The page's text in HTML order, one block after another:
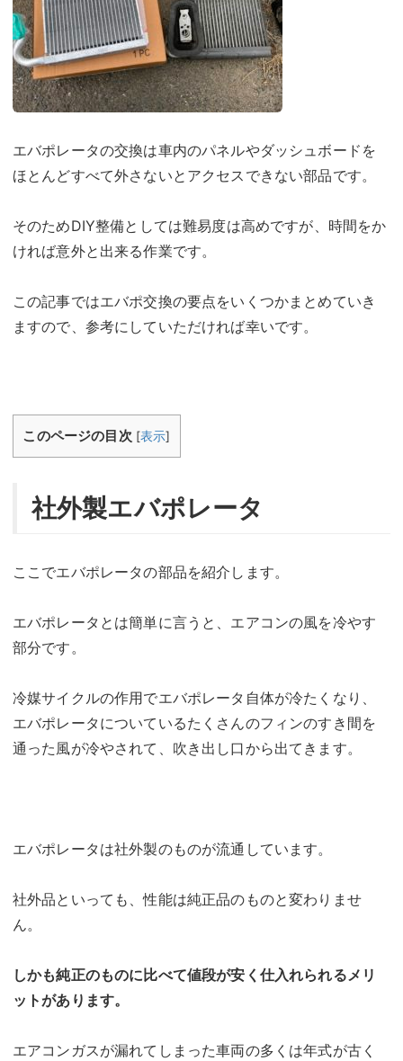
エバポレータの交換は車内のパネルやダッシュボードを
ほとんどすべて外さないとアクセスできない部品です。
そのためDIY整備としては難易度は高めですが、時間をか
ければ意外と出来る作業です。
この記事ではエバポ交換の要点をいくつかまとめていき
ますので、参考にしていただければ幸いです。
このページの目次 [表示]
社外製エバポレータ
ここでエバポレータの部品を紹介します。
エバポレータとは簡単に言うと、エアコンの風を冷やす
部分です。
冷媒サイクルの作用でエバポレータ自体が冷たくなり、
エバポレータについているたくさんのフィンのすき間を
通った風が冷やされて、吹き出し口から出てきます。
エバポレータは社外製のものが流通しています。
社外品といっても、性能は純正品のものと変わりませ
ん。
しかも純正のものに比べて値段が安く仕入れられるメリ
ットがあります。
エアコンガスが漏れてしまった車両の多くは年式が古く